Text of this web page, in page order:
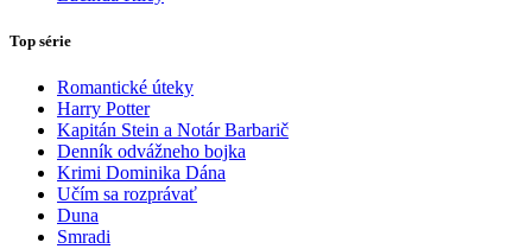
Top série
Romantické úteky
Harry Potter
Kapitán Stein a Notár Barbarič
Denník odvážneho bojka
Krimi Dominika Dána
Učím sa rozprávať
Duna
Smradi